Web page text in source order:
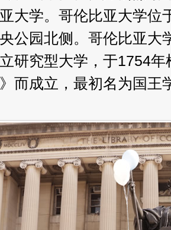
大学。哥伦比亚大学位
公园北侧。哥伦比亚大
研究型大学，于1754
》而成立，最初名为国